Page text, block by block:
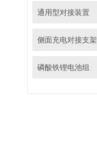
通用型对接装置
侧面充电对接支架
磷酸铁锂电池组